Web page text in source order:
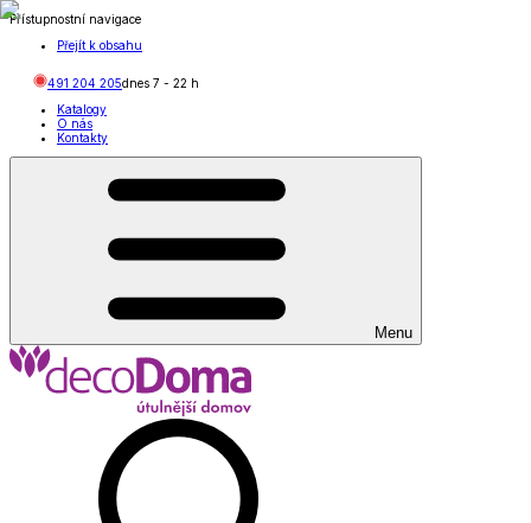
Přístupnostní navigace
Přejít k obsahu
491 204 205dnes 7 - 22 h
Katalogy
O nás
Kontakty
Menu